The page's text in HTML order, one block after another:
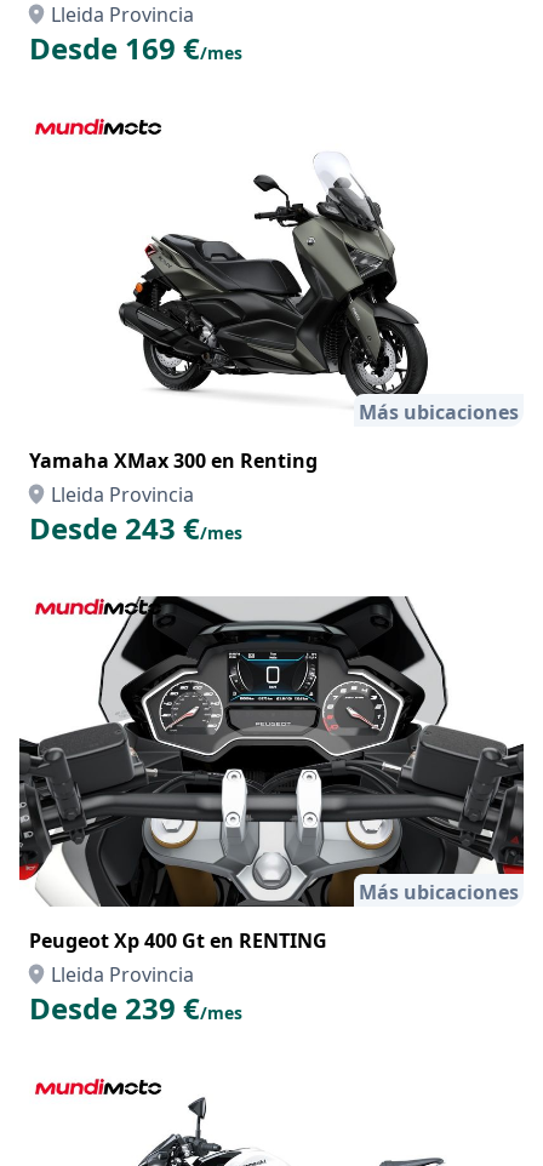
Lleida Provincia
Desde 169 €/mes
Más ubicaciones
Yamaha XMax 300 en Renting
Lleida Provincia
Desde 243 €/mes
Más ubicaciones
Peugeot Xp 400 Gt en RENTING
Lleida Provincia
Desde 239 €/mes